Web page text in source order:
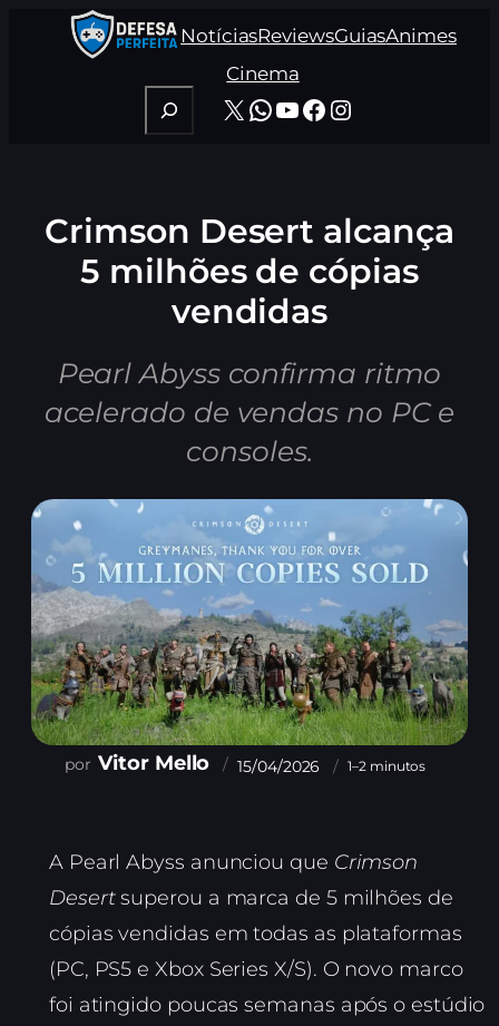
NotíciasReviewsGuiasAnimes
Cinema
Pesquisar
X WhatsApp
Youtube
Facebook
Instagram
Crimson Desert alcança
5 milhões de cópias
vendidas
Pearl Abyss confirma ritmo
acelerado de vendas no PC e
consoles.
Vitor Mello 15/04/2026 1–2 minutos
A Pearl Abyss anunciou que Crimson
Desertsuperou a marca de 5 milhões de
cópias vendidas em todas as plataformas
(PC, PS5 e Xbox Series X/S). O novo marco
foi atingido poucas semanas após o estúdio